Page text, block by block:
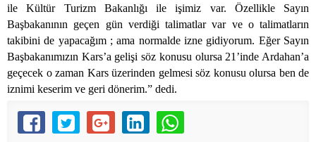
ile Kültür Turizm Bakanlığı ile işimiz var. Özellikle Sayın
Başbakanının geçen gün verdiği talimatlar var ve o talimatların
takibini de yapacağım ; ama normalde izne gidiyorum. Eğer Sayın
Başbakanımızın Kars’a gelişi söz konusu olursa 21’inde Ardahan’a
geçecek o zaman Kars üzerinden gelmesi söz konusu olursa ben de
iznimi keserim ve geri dönerim.” dedi.